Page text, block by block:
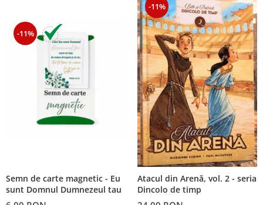
-11%
Semn de carte magnetic - Eu
sunt Domnul Dumnezeul tau
-11%
Atacul din Arenă, vol. 2 - seria
Dincolo de timp